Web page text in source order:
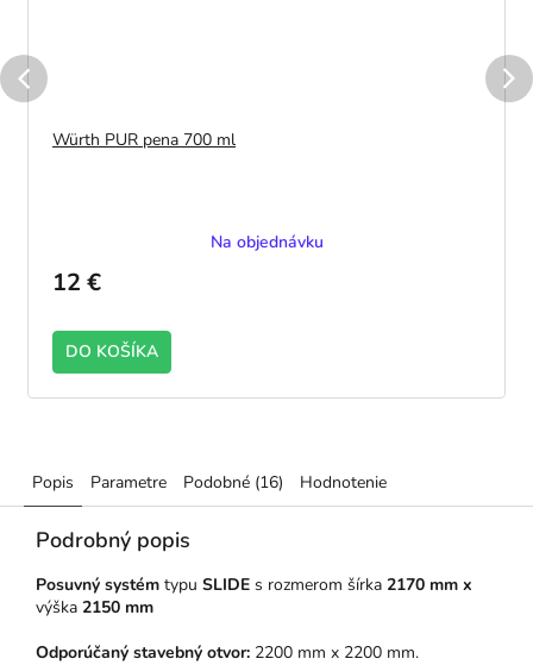
Würth PUR pena 700 ml
Na objednávku
12 €
DO KOŠÍKA
Popis Parametre Podobné (16) Hodnotenie
Podrobný popis
Posuvný systém typu SLIDE s rozmerom šírka 2170 mm x
výška 2150 mm
Odporúčaný stavebný otvor: 2200 mm x 2200 mm.